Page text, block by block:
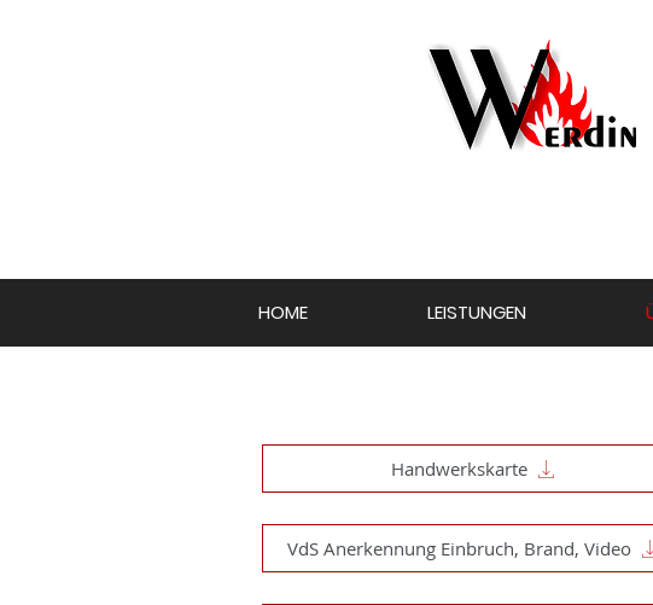
HOME LEISTUNGEN
Handwerkskarte
VdS Anerkennung Einbruch, Brand, Video